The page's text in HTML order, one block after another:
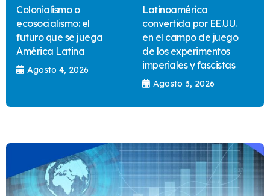
Colonialismo o
ecosocialismo: el
futuro que se juega
América Latina
Agosto 4, 2026
Latinoamérica
convertida por EE.UU.
en el campo de juego
de los experimentos
imperiales y fascistas
Agosto 3, 2026